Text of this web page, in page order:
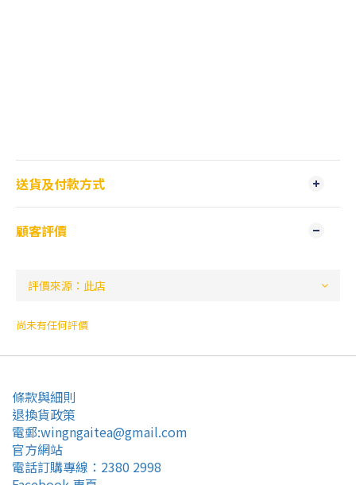
送貨及付款方式
顧客評價
尚未有任何評價
條款與細則
退換貨政策
電郵:wingngaitea@gmail.com
官方網站
電話訂購專線：2380 2998